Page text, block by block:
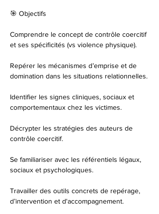
🎯 Objectifs
Comprendre le concept de contrôle coercitif
et ses spécificités (vs violence physique).
Repérer les mécanismes d’emprise et de
domination dans les situations relationnelles.
Identifier les signes cliniques, sociaux et
comportementaux chez les victimes.
Décrypter les stratégies des auteurs de
contrôle coercitif.
Se familiariser avec les référentiels légaux,
sociaux et psychologiques.
Travailler des outils concrets de repérage,
d’intervention et d'accompagnement.